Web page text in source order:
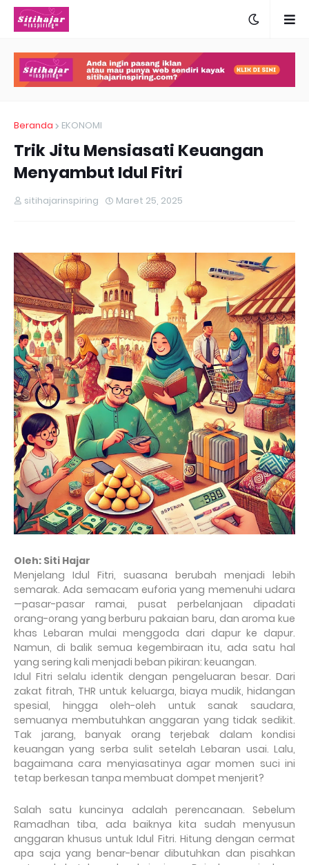
Beranda EKONOMI
Trik Jitu Mensiasati Keuangan
Menyambut Idul Fitri
sitihajarinspiring Maret 25, 2025
Oleh: Siti Hajar
Menjelang Idul Fitri, suasana berubah menjadi lebih
semarak. Ada semacam euforia yang memenuhi udara
—pasar-pasar ramai, pusat perbelanjaan dipadati
orang-orang yang berburu pakaian baru, dan aroma kue
khas Lebaran mulai menggoda dari dapur ke dapur.
Namun, di balik semua kegembiraan itu, ada satu hal
yang sering kali menjadi beban pikiran: keuangan.
Idul Fitri selalu identik dengan pengeluaran besar. Dari
zakat fitrah, THR untuk keluarga, biaya mudik, hidangan
spesial, hingga oleh-oleh untuk sanak saudara,
semuanya membutuhkan anggaran yang tidak sedikit.
Tak jarang, banyak orang terjebak dalam kondisi
keuangan yang serba sulit setelah Lebaran usai. Lalu,
bagaimana cara menyiasatinya agar momen suci ini
tetap berkesan tanpa membuat dompet menjerit?
Salah satu kuncinya adalah perencanaan. Sebelum
Ramadhan tiba, ada baiknya kita sudah menyusun
anggaran khusus untuk Idul Fitri. Hitung dengan cermat
apa saja yang benar-benar dibutuhkan dan pisahkan